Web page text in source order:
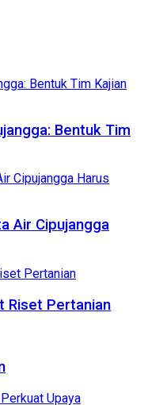
Bentuk Tim
Air Cipujangga
Riset Pertanian